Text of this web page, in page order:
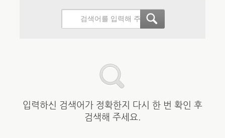
입력하신 검색어가 정확한지 다시 한 번 확인 후
검색해 주세요.